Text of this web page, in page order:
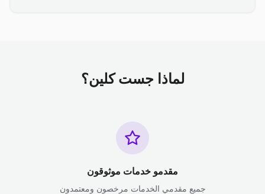
لماذا جست كلين؟
مقدمو خدمات موثوقون
جميع مقدمي الخدمات مرخصون ومعتمدون